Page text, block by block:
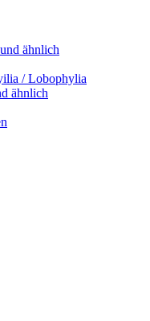
ähnlich
/ Lobophylia
ähnlich